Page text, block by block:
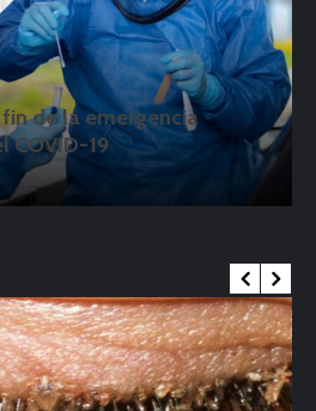
de la emergencia
COVID-19